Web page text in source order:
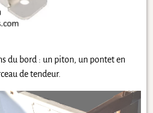
du bord : un piton, un pontet en
de tendeur.